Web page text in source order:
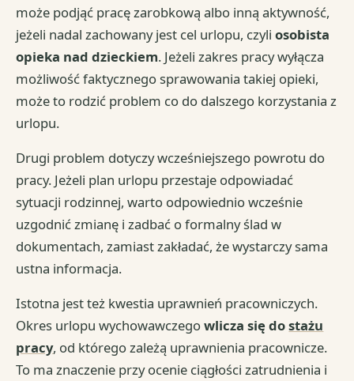
może podjąć pracę zarobkową albo inną aktywność,
jeżeli nadal zachowany jest cel urlopu, czyliosobista
opieka nad dzieckiem. Jeżeli zakres pracy wyłącza
możliwość faktycznego sprawowania takiej opieki,
może to rodzić problem co do dalszego korzystania z
urlopu.
Drugi problem dotyczy wcześniejszego powrotu do
pracy. Jeżeli plan urlopu przestaje odpowiadać
sytuacji rodzinnej, warto odpowiednio wcześnie
uzgodnić zmianę i zadbać o formalny ślad w
dokumentach, zamiast zakładać, że wystarczy sama
ustna informacja.
Istotna jest też kwestia uprawnień pracowniczych.
Okres urlopu wychowawczegowlicza się dostażu
pracy, od którego zależą uprawnienia pracownicze.
To ma znaczenie przy ocenie ciągłości zatrudnienia i